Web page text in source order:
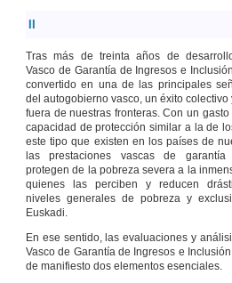
Artículo 61Pago de
las ayudas de
emergencia social.
Artículo 62
Caducidad.
Artículo 63Límite
económico de las
prestaciones y
ayudas
económicas.
Reintegro de las
prestaciones
económicas
II
Tras más de treinta años de
Vasco de Garantía de Ingresos e
convertido en una de las principales
del autogobierno vasco, un éxito colectivo
fuera de nuestras fronteras. Con un
capacidad de protección similar a la de
este tipo que existen en los países de
las prestaciones vascas de
protegen de la pobreza severa a la
quienes las perciben y reducen
niveles generales de pobreza y
Euskadi.
En ese sentido, las evaluaciones y
Vasco de Garantía de Ingresos e
de manifiesto dos elementos esenciales.